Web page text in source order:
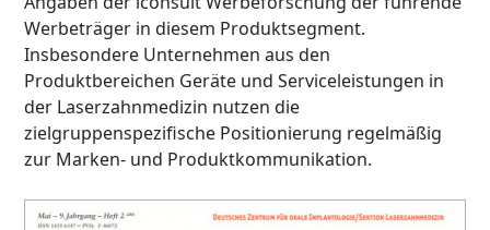
Werbeträger in diesem Produktsegment.
Insbesondere Unternehmen aus den
Produktbereichen Geräte und Serviceleistungen in
der Laserzahnmedizin nutzen die
zielgruppenspezifische Positionierung regelmäßig
zur Marken- und Produktkommunikation.